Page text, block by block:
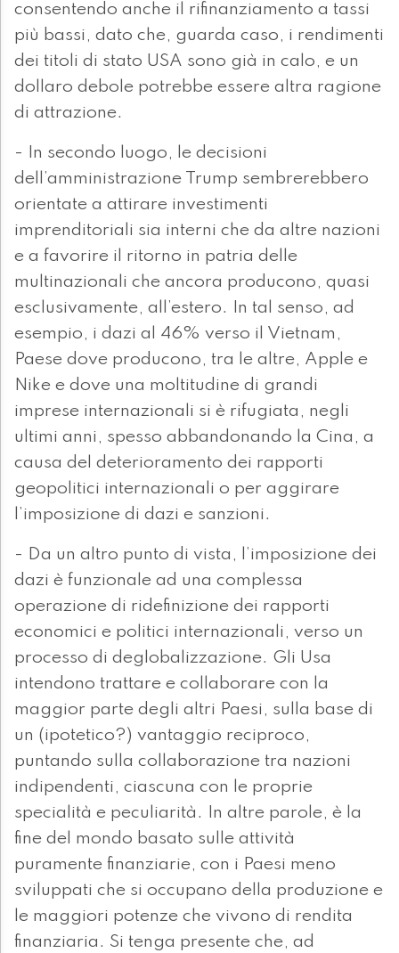
consentendo anche il rifinanziamento a tassi
più bassi, dato che, guarda caso, i rendimenti
dei titoli di stato USA sono già in calo, e un
dollaro debole potrebbe essere altra ragione
di attrazione.
- In secondo luogo, le decisioni
dell’amministrazione Trump sembrerebbero
orientate a attirare investimenti
imprenditoriali sia interni che da altre nazioni
e a favorire il ritorno in patria delle
multinazionali che ancora producono, quasi
esclusivamente, all’estero. In tal senso, ad
esempio, i dazi al 46% verso il Vietnam,
Paese dove producono, tra le altre, Apple e
Nike e dove una moltitudine di grandi
imprese internazionali si è rifugiata, negli
ultimi anni, spesso abbandonando la Cina, a
causa del deterioramento dei rapporti
geopolitici internazionali o per aggirare
l’imposizione di dazi e sanzioni.
- Da un altro punto di vista, l’imposizione dei
dazi è funzionale ad una complessa
operazione di ridefinizione dei rapporti
economici e politici internazionali, verso un
processo di deglobalizzazione. Gli Usa
intendono trattare e collaborare con la
maggior parte degli altri Paesi, sulla base di
un (ipotetico?) vantaggio reciproco,
puntando sulla collaborazione tra nazioni
indipendenti, ciascuna con le proprie
specialità e peculiarità. In altre parole, è la
fine del mondo basato sulle attività
puramente finanziarie, con i Paesi meno
sviluppati che si occupano della produzione e
le maggiori potenze che vivono di rendita
finanziaria. Si tenga presente che, ad